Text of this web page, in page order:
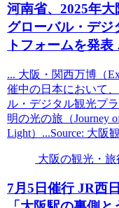
河南省、2025年大
グローバル・デジ
トフォームを発
... 大阪・関西万博（
催中の日本において
ル・デジタル観光プ
明の光の旅（Journey
Light）...Source: 大阪
大阪の観光・旅
7月5日催行 JR西